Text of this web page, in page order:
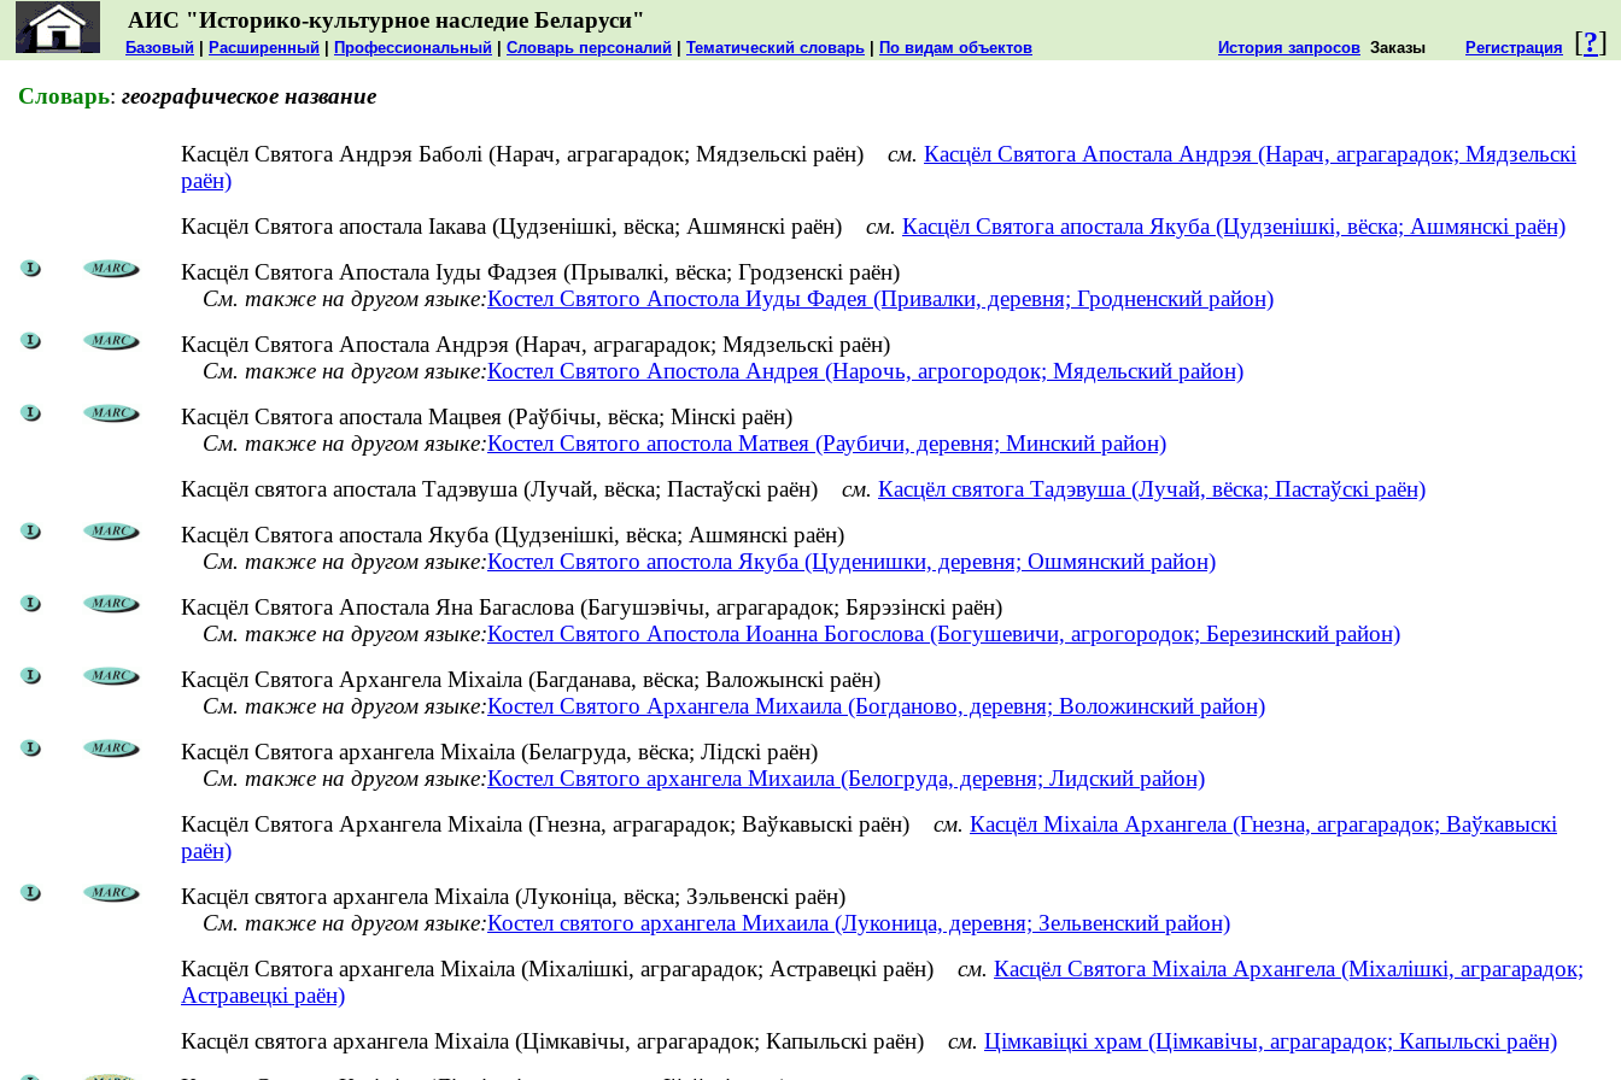
АИС "Историко-культурное наследие Беларуси"
[?]
Базовый Расширенный Профессиональный Словарь персоналий Тематический словарь По видам объектов История запросов Заказы Регистрация
Словарь: географическое название
Касцёл Святога Андрэя Баболі (Нарач, аграгарадок; Мядзельскі раён) см. Касцёл Святога Апостала Андрэя (Нарач, аграгарадок; Мядзельскі
раён)
Касцёл Святога апостала Іакава (Цудзенішкі, вёска; Ашмянскі раён) см. Касцёл Святога апостала Якуба (Цудзенішкі, вёска; Ашмянскі раён)
Касцёл Святога Апостала Іуды Фадзея (Прывалкі, вёска; Гродзенскі раён)
См. также на другом языке:Костел Святого Апостола Иуды Фадея (Привалки, деревня; Гродненский район)
Касцёл Святога Апостала Андрэя (Нарач, аграгарадок; Мядзельскі раён)
См. также на другом языке:Костел Святого Апостола Андрея (Нарочь, агрогородок; Мядельский район)
Касцёл Святога апостала Мацвея (Раўбічы, вёска; Мінскі раён)
См. также на другом языке:Костел Святого апостола Матвея (Раубичи, деревня; Минский район)
Касцёл святога апостала Тадэвуша (Лучай, вёска; Пастаўскі раён) см. Касцёл святога Тадэвуша (Лучай, вёска; Пастаўскі раён)
Касцёл Святога апостала Якуба (Цудзенішкі, вёска; Ашмянскі раён)
См. также на другом языке:Костел Святого апостола Якуба (Цуденишки, деревня; Ошмянский район)
Касцёл Святога Апостала Яна Багаслова (Багушэвічы, аграгарадок; Бярэзінскі раён)
См. также на другом языке:Костел Святого Апостола Иоанна Богослова (Богушевичи, агрогородок; Березинский район)
Касцёл Святога Архангела Міхаіла (Багданава, вёска; Валожынскі раён)
См. также на другом языке:Костел Святого Архангела Михаила (Богданово, деревня; Воложинский район)
Касцёл Святога архангела Міхаіла (Белагруда, вёска; Лідскі раён)
См. также на другом языке:Костел Святого архангела Михаила (Белогруда, деревня; Лидский район)
Касцёл Святога Архангела Міхаіла (Гнезна, аграгарадок; Ваўкавыскі раён) см. Касцёл Міхаіла Архангела (Гнезна, аграгарадок; Ваўкавыскі
раён)
Касцёл святога архангела Міхаіла (Луконіца, вёска; Зэльвенскі раён)
См. также на другом языке:Костел святого архангела Михаила (Луконица, деревня; Зельвенский район)
Касцёл Святога архангела Міхаіла (Міхалішкі, аграгарадок; Астравецкі раён) см. Касцёл Святога Міхаіла Архангела (Міхалішкі, аграгарадок;
Астравецкі раён)
Касцёл святога архангела Міхаіла (Цімкавічы, аграгарадок; Капыльскі раён) см. Цімкавіцкі храм (Цімкавічы, аграгарадок; Капыльскі раён)